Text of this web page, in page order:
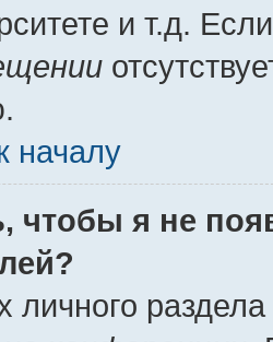
и т.д.
началу
чтобы я не
личного